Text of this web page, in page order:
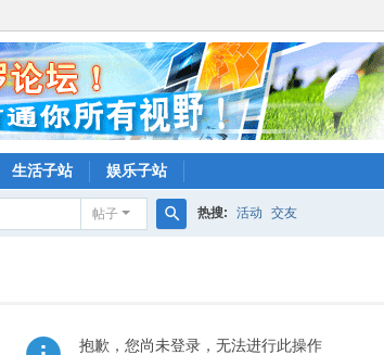
生活子站 娱乐子站
帖子 热搜: 活动 交友
抱歉，您尚未登录，无法进行此操作